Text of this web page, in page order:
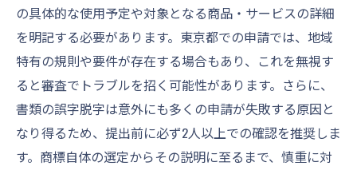
の具体的な使用予定や対象となる商品・サービスの詳細
を明記する必要があります。東京都での申請では、地域
特有の規則や要件が存在する場合もあり、これを無視す
ると審査でトラブルを招く可能性があります。さらに、
書類の誤字脱字は意外にも多くの申請が失敗する原因と
なり得るため、提出前に必ず2人以上での確認を推奨しま
す。商標自体の選定からその説明に至るまで、慎重に対